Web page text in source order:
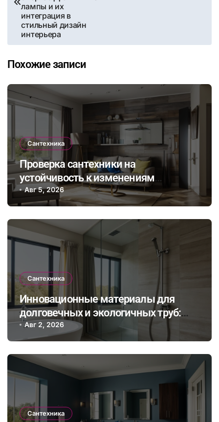
лампы и их
интеграция в
стильный дизайн
интерьера
Похожие записи
Сантехника
Проверка сантехники на
устойчивость к изменениям
климата: как выбрать и установить
оборудование для комфортного
проживания в будущем
Авг 5, 2026
Сантехника
Инновационные материалы для
долговечных и экологичных труб:
как выбрать и правильно установить
Авг 2, 2026
Сантехника